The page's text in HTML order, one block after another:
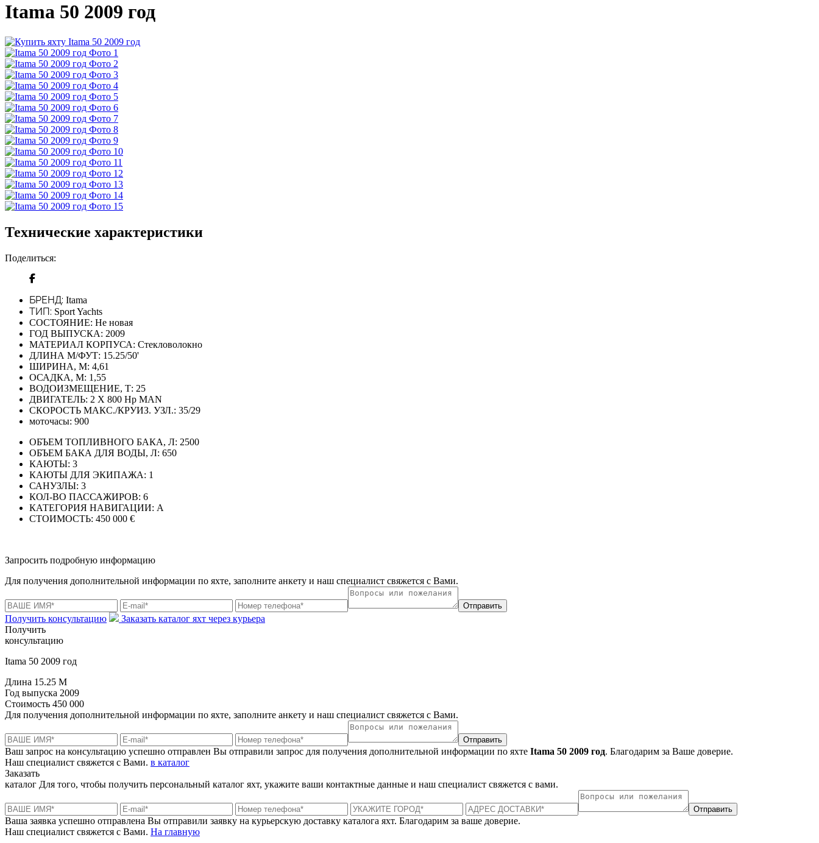
Itama 50 2009 год
Технические характеристики
Поделиться:
БРЕНД: Itama
ТИП: Sport Yachts
СОСТОЯНИЕ: Не новая
ГОД ВЫПУСКА: 2009
МАТЕРИАЛ КОРПУСА: Стекловолокно
ДЛИНА М/ФУТ: 15.25/50'
ШИРИНА, М: 4,61
ОСАДКА, М: 1,55
ВОДОИЗМЕЩЕНИЕ, Т: 25
ДВИГАТЕЛЬ: 2 X 800 Hp MAN
СКОРОСТЬ МАКС./КРУИЗ. УЗЛ.: 35/29
моточасы: 900
ОБЪЕМ ТОПЛИВНОГО БАКА, Л: 2500
ОБЪЕМ БАКА ДЛЯ ВОДЫ, Л: 650
КАЮТЫ: 3
КАЮТЫ ДЛЯ ЭКИПАЖА: 1
САНУЗЛЫ: 3
КОЛ-ВО ПАССАЖИРОВ: 6
КАТЕГОРИЯ НАВИГАЦИИ: A
СТОИМОСТЬ: 450 000 €
Запросить подробную информацию
Для получения дополнительной информации по яхте, заполните анкету и наш специалист свяжется с Вами.
Отправить
Получить консультацию
Заказать каталог яхт через курьера
Получить
консультацию
Itama 50 2009 год
Длина 15.25 M
Год выпуска 2009
Стоимость 450 000
Для получения дополнительной информации по яхте, заполните анкету и наш специалист свяжется с Вами.
Отправить
Ваш запрос на консультацию успешно отправлен Вы отправили запрос для получения дополнительной информации по яхте Itama 50 2009 год. Благодарим за Ваше доверие.
Наш специалист свяжется с Вами. в каталог
Заказать
каталог Для того, чтобы получить персональный каталог яхт, укажите ваши контактные данные и наш специалист свяжется с вами.
Отправить
Ваша заявка успешно отправлена Вы отправили заявку на курьерскую доставку каталога яхт. Благодарим за ваше доверие.
Наш специалист свяжется с Вами. На главную